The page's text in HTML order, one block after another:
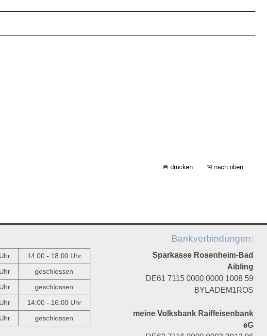
drucken nach oben
14:00 - 18:00 Uhr
geschlossen
geschlossen
14:00 - 16:00 Uhr
geschlossen
Bankverbindungen:
Sparkasse Rosenheim-Bad
Aibling
DE61 7115 0000 0000 1008 59
BYLADEM1ROS
meine Volksbank Raiffeisenbank
eG